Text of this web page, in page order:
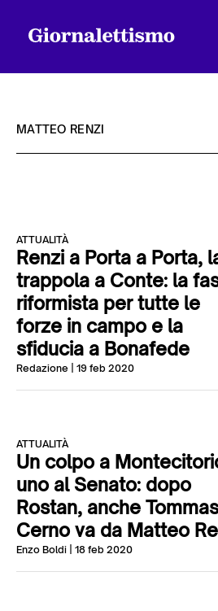
Chi siamo
Contatti
MATTEO RENZI
ATTUALITÀ
Renzi a Porta a Porta,
trappola a Conte: la
riformista per tutte le
forze in campo e la
sfiducia a Bonafede
Redazione | 19 feb 2020
ATTUALITÀ
Un colpo a
uno al Senato: dopo
Rostan, anche
Cerno va da Matteo
Enzo Boldi | 18 feb 2020